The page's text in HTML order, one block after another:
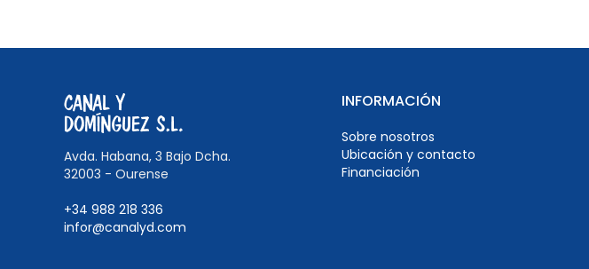
Avda. Habana, 3 Bajo Dcha.
32003 - Ourense
+34 988 218 336
infor@canalyd.com
INFORMACIÓN
Sobre nosotros
Ubicación y contacto
Financiación